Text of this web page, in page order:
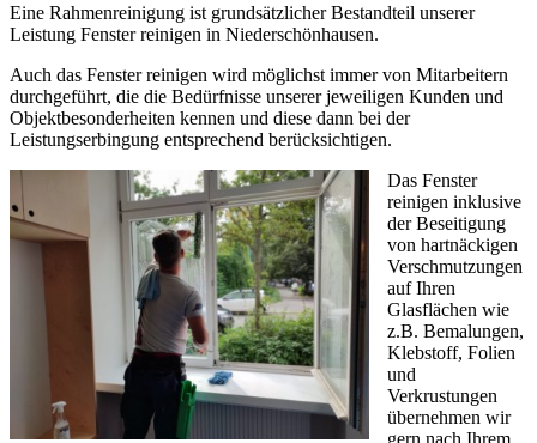
Eine Rahmenreinigung ist grundsätzlicher Bestandteil unserer
Leistung Fenster reinigen in Niederschönhausen.
Auch das Fenster reinigen wird möglichst immer von Mitarbeitern
durchgeführt, die die Bedürfnisse unserer jeweiligen Kunden und
Objektbesonderheiten kennen und diese dann bei der
Leistungserbingung entsprechend berücksichtigen.
Das Fenster
reinigen inklusive
der Beseitigung
von hartnäckigen
Verschmutzungen
auf Ihren
Glasflächen wie
z.B. Bemalungen,
Klebstoff, Folien
und
Verkrustungen
übernehmen wir
gern nach Ihrem